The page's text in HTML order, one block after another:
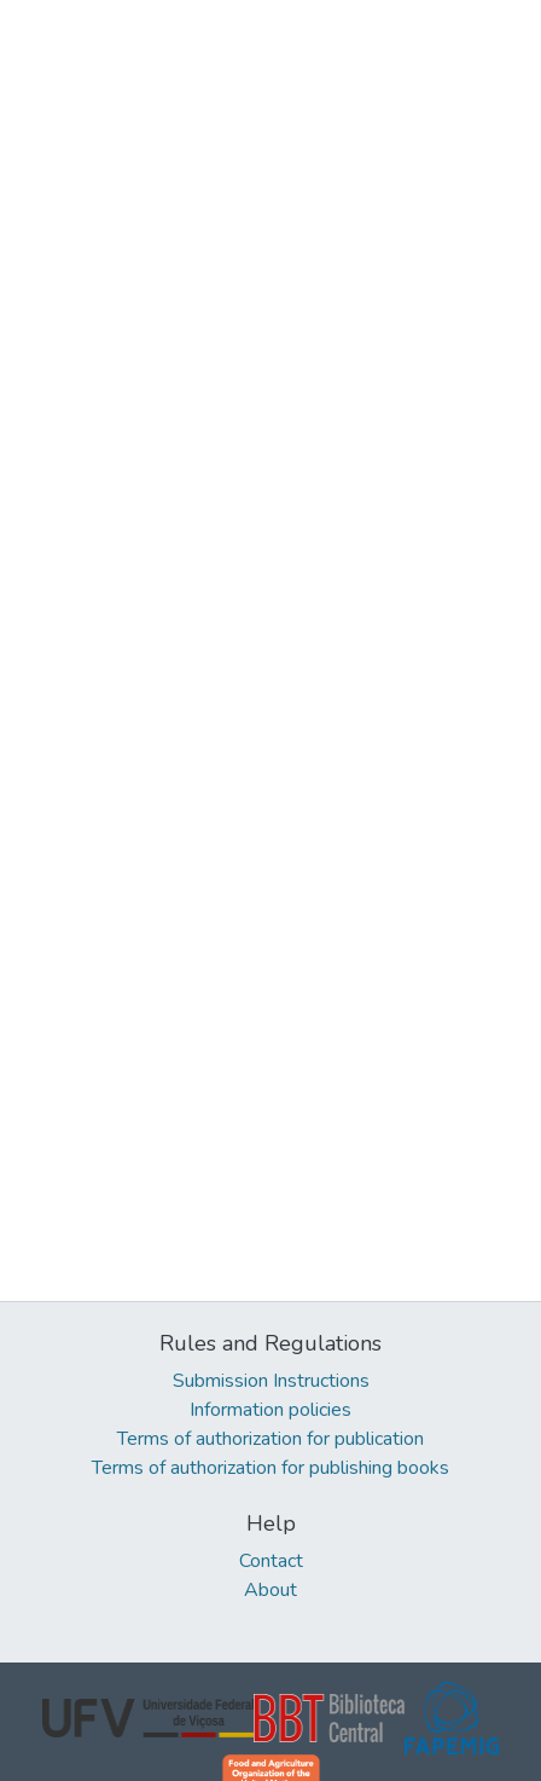
Rules and Regulations
Submission Instructions
Information policies
Terms of authorization for publication
Terms of authorization for publishing books
Help
Contact
About